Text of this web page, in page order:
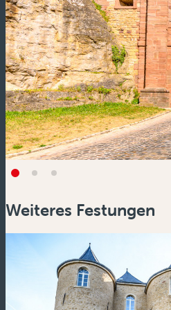
Weiteres Festungen